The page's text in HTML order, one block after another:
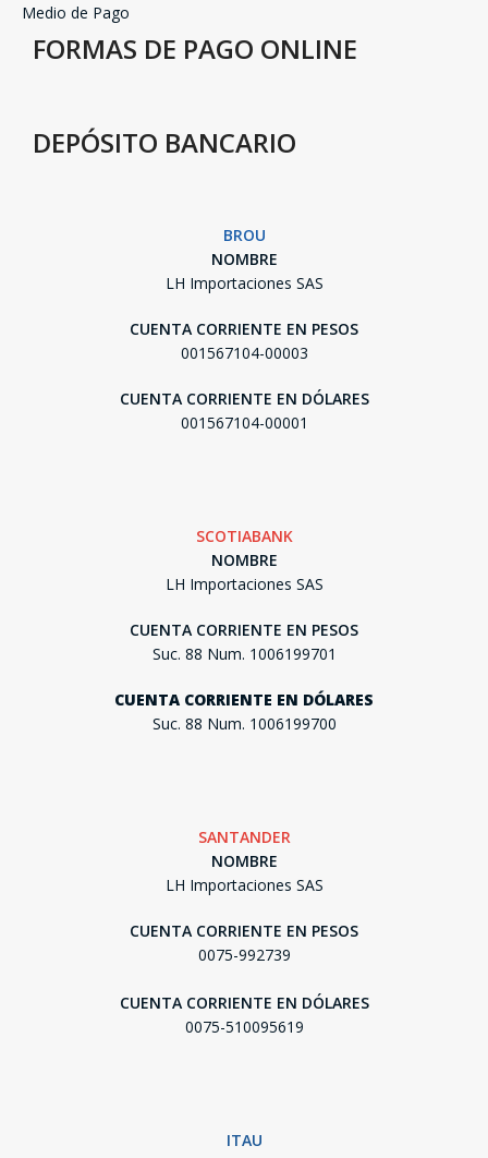
Medio de Pago
FORMAS DE PAGO ONLINE
DEPÓSITO BANCARIO
BROU
NOMBRE
LH Importaciones SAS
CUENTA CORRIENTE EN PESOS
001567104-00003
CUENTA CORRIENTE EN DÓLARES
001567104-00001
SCOTIABANK
NOMBRE
LH Importaciones SAS
CUENTA CORRIENTE EN PESOS
Suc. 88 Num. 1006199701
CUENTA CORRIENTE EN DÓLARES
Suc. 88 Num. 1006199700
SANTANDER
NOMBRE
LH Importaciones SAS
CUENTA CORRIENTE EN PESOS
0075-992739
CUENTA CORRIENTE EN DÓLARES
0075-510095619
ITAU